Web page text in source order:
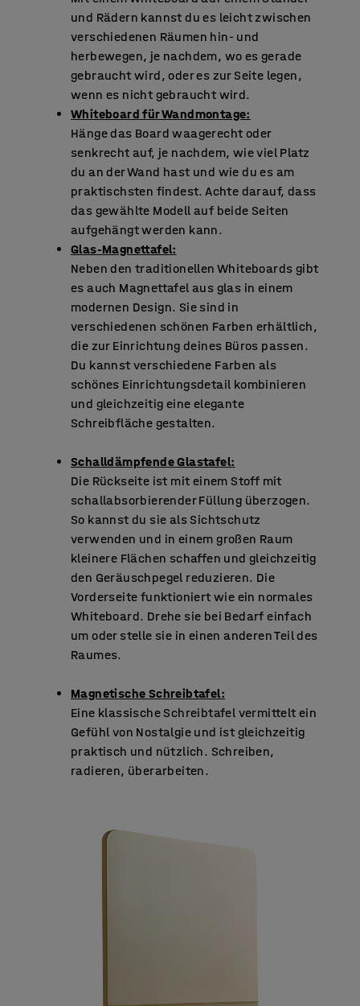
und Rädern kannst du es leicht zwischen
verschiedenen Räumen hin- und
herbewegen, je nachdem, wo es gerade
gebraucht wird, oder es zur Seite legen,
wenn es nicht gebraucht wird.
Whiteboard für Wandmontage:
Hänge das Board waagerecht oder
senkrecht auf, je nachdem, wie viel Platz
du an der Wand hast und wie du es am
praktischsten findest. Achte darauf, dass
das gewählte Modell auf beide Seiten
aufgehängt werden kann.
Glas-Magnettafel:
Neben den traditionellen Whiteboards gibt
es auch Magnettafel aus glas in einem
modernen Design. Sie sind in
verschiedenen schönen Farben erhältlich,
die zur Einrichtung deines Büros passen.
Du kannst verschiedene Farben als
schönes Einrichtungsdetail kombinieren
und gleichzeitig eine elegante
Schreibfläche gestalten.
Schalldämpfende Glastafel:
Die Rückseite ist mit einem Stoff mit
schallabsorbierender Füllung überzogen.
So kannst du sie als Sichtschutz
verwenden und in einem großen Raum
kleinere Flächen schaffen und gleichzeitig
den Geräuschpegel reduzieren. Die
Vorderseite funktioniert wie ein normales
Whiteboard. Drehe sie bei Bedarf einfach
um oder stelle sie in einen anderen Teil des
Raumes.
Magnetische Schreibtafel:
Eine klassische Schreibtafel vermittelt ein
Gefühl von Nostalgie und ist gleichzeitig
praktisch und nützlich. Schreiben,
radieren, überarbeiten.